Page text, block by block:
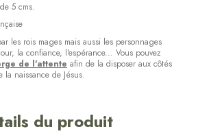
5 cms.
les rois mages mais aussi les personnages
la confiance, l'espérance... Vous pouvez
de l'attente afin de la disposer aux côtés
la naissance de Jésus.
du produit